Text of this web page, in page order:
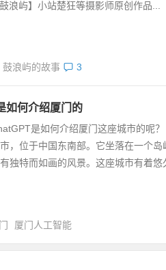
浪屿】小站楚狂等摄影师原创作品...
鼓浪屿的故事 3
如何介绍厦门的
是如何介绍厦门这座城市的呢
，位于中国东南部。它坐落在一个岛
独特而如画的风景。这座城市有着悠
厦门人工智能